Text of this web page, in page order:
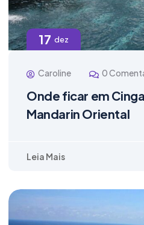
17 dez
Caroline 0
Onde ficar em
Mandarin Oriental
Leia Mais